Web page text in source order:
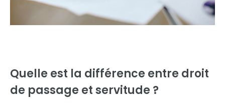
Quelle est la différence entre droit
de passage et servitude ?